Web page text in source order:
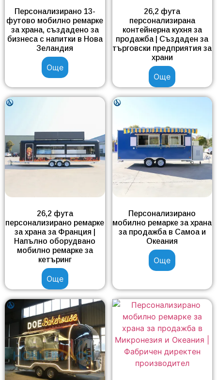
Персонализирано 13-
футово мобилно ремарке
за храна, създадено за
бизнеса с напитки в Нова
Зеландия
Още
26,2 фута
персонализирана
контейнерна кухня за
продажба | Създаден за
търговски предприятия за
храни
Още
26,2 фута
персонализирано ремарке
за храна за Франция |
Напълно оборудвано
мобилно ремарке за
кетъринг
Още
Персонализирано
мобилно ремарке за храна
за продажба в Самоа и
Океания
Още